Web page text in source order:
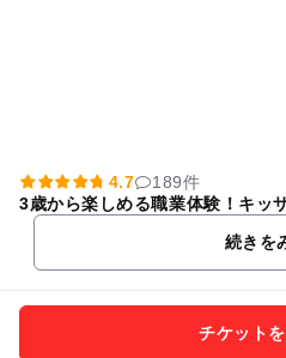
4.7
189件
3歳から楽しめる職業体験！キッ
続きを
チケット